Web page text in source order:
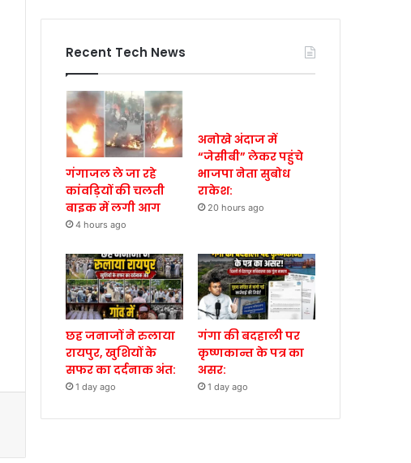
Recent Tech News
गंगाजल ले जा रहे
कांवड़ियों की चलती
बाइक में लगी आग
4 hours ago
अनोखे अंदाज में
“जेसीबी” लेकर पहुंचे
भाजपा नेता सुबोध
राकेश:
20 hours ago
छह जनाजों ने रुलाया
रायपुर, खुशियों के
सफर का दर्दनाक अंत:
1 day ago
गंगा की बदहाली पर
कृष्णकान्त के पत्र का
असर:
1 day ago